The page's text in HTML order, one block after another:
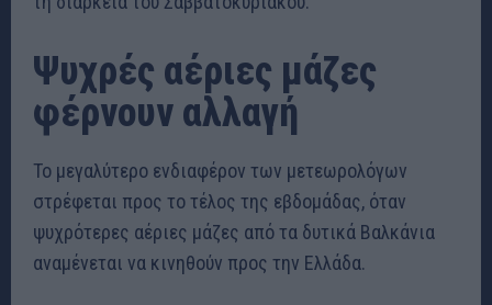
Ψυχρές αέριες μάζες
φέρνουν αλλαγή
Το μεγαλύτερο ενδιαφέρον των μετεωρολόγων
στρέφεται προς το τέλος της εβδομάδας, όταν
ψυχρότερες αέριες μάζες από τα δυτικά Βαλκάνια
αναμένεται να κινηθούν προς την Ελλάδα.